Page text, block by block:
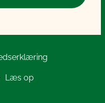
Læs op